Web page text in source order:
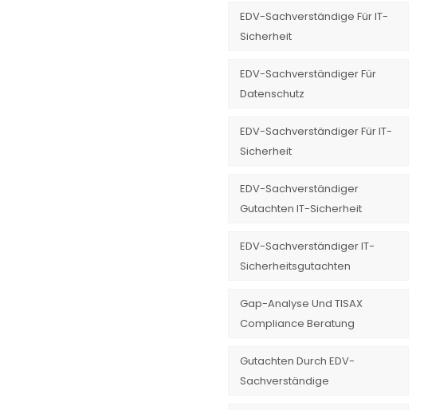
EDV-Sachverständige Für IT-
Sicherheit
EDV-Sachverständiger Für
Datenschutz
EDV-Sachverständiger Für IT-
Sicherheit
EDV-Sachverständiger
Gutachten IT-Sicherheit
EDV-Sachverständiger IT-
Sicherheitsgutachten
Gap-Analyse Und TISAX
Compliance Beratung
Gutachten Durch EDV-
Sachverständige